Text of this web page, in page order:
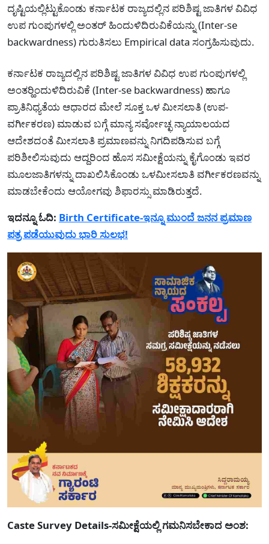
ದೃಷ್ಟಿಯಲ್ಲಿಟ್ಟುಕೊಂಡು ಕರ್ನಾಟಕ ರಾಜ್ಯದಲ್ಲಿನ ಪರಿಶಿಷ್ಟ ಜಾತಿಗಳ ವಿವಿಧ
ಉಪ ಗುಂಪುಗಳಲ್ಲಿ ಅಂತರ್ ಹಿಂದುಳಿದಿರುವಿಕೆಯನ್ನು (Inter-se
backwardness) ಗುರುತಿಸಲು Empirical data ಸಂಗ್ರಹಿಸುವುದು.
ಕರ್ನಾಟಕ ರಾಜ್ಯದಲ್ಲಿನ ಪರಿಶಿಷ್ಟ ಜಾತಿಗಳ ವಿವಿಧ ಉಪ ಗುಂಪುಗಳಲ್ಲಿ
ಅಂತರ್‍ಹಿಂದುಳಿದಿರುವಿಕೆ (Inter-se backwardness) ಹಾಗೂ
ಪ್ರಾತಿನಿಧ್ಯತೆಯ ಆಧಾರದ ಮೇಲೆ ಸೂಕ್ತ ಒಳ ಮೀಸಲಾತಿ (ಉಪ-
ವರ್ಗೀಕರಣ) ಮಾಡುವ ಬಗ್ಗೆ ಮಾನ್ಯ ಸರ್ವೋಚ್ಛ ನ್ಯಾಯಾಲಯದ
ಆದೇಶದಂತೆ ಮೀಸಲಾತಿ ಪ್ರಮಾಣವನ್ನು ನಿಗದಿಪಡಿಸುವ ಬಗ್ಗೆ
ಪರಿಶೀಲಿಸುವುದು ಆದ್ದರಿಂದ ಹೊಸ ಸಮೀಕ್ಷೆಯನ್ನು ಕೈಗೊಂಡು ಇವರ
ಮೂಲಜಾತಿಗಳನ್ನು ದಾಖಲಿಸಿಕೊಂಡು ಒಳಮೀಸಲಾತಿ ವರ್ಗೀಕರಣವನ್ನು
ಮಾಡಬೇಕೆಂದು ಆಯೋಗವು ಶಿಫಾರಸ್ಸು ಮಾಡಿರುತ್ತದೆ.
ಇದನ್ನೂ ಓದಿ: Birth Certificate-ಇನ್ನೂ ಮುಂದೆ ಜನನ ಪ್ರಮಾಣ
ಪತ್ರ ಪಡೆಯುವುದು ಭಾರಿ ಸುಲಭ!
Caste Survey Details-ಸಮೀಕ್ಷೆಯಲ್ಲಿ ಗಮನಿಸಬೇಕಾದ ಅಂಶ: